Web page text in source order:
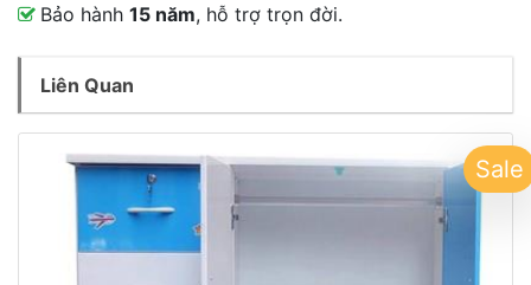
Bảo hành 15 năm, hỗ trợ trọn đời.
Liên Quan
Sale